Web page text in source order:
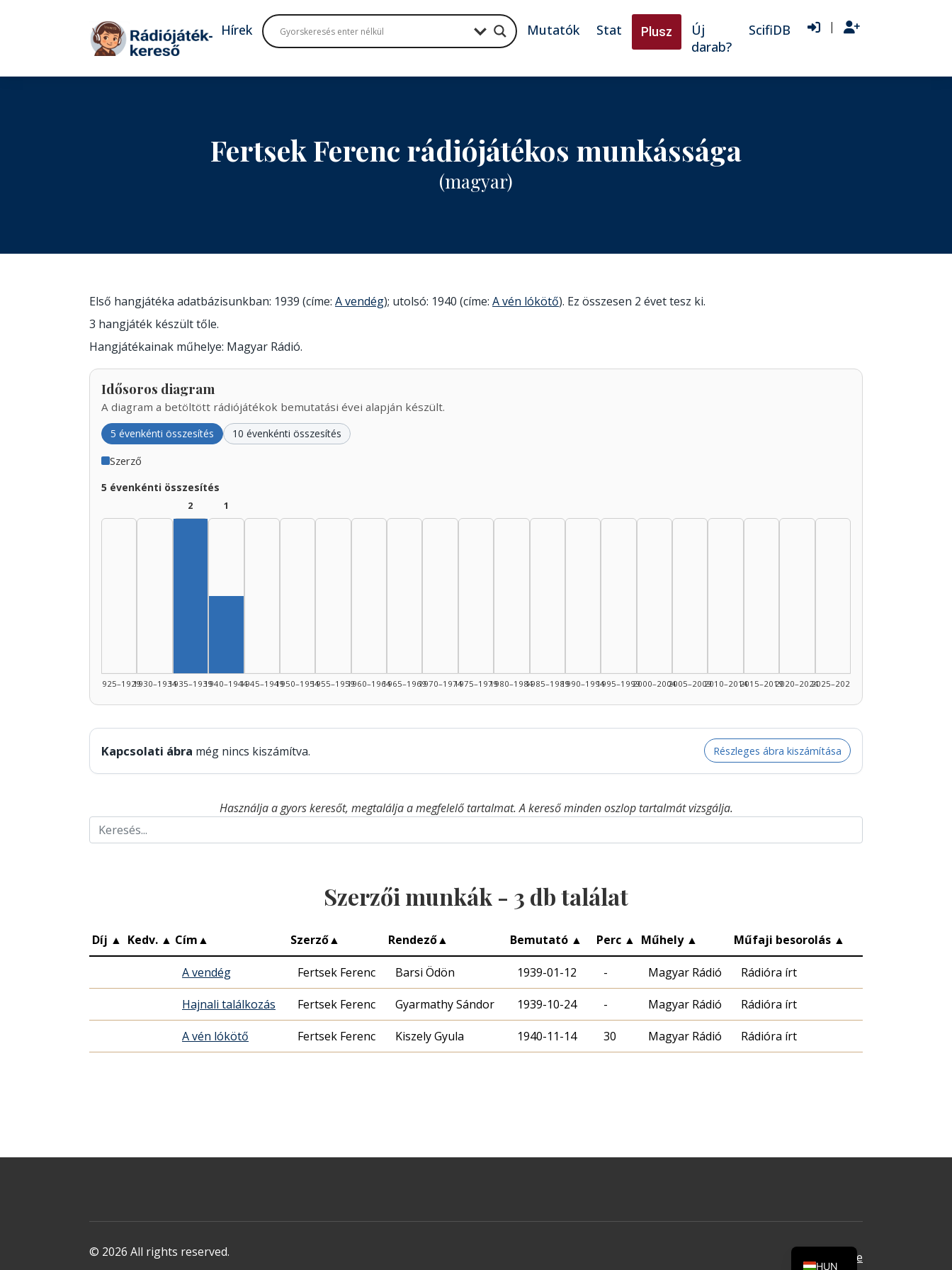
Tovább a tartalomhoz
Hírek Mutatók Stat Plusz
Új
darab?
ScifiDB |
Fertsek Ferenc rádiójátékos munkássága
(magyar)
Első hangjátéka adatbázisunkban: 1939 (címe: A vendég); utolsó: 1940 (címe: A vén lókötő). Ez összesen 2 évet tesz ki.
3 hangjáték készült tőle.
Hangjátékainak műhelye: Magyar Rádió.
Idősoros diagram
A diagram a betöltött rádiójátékok bemutatási évei alapján készült.
5 évenkénti összesítés 10 évenkénti összesítés
Szerző
5 évenkénti összesítés
1925–19291930–1934
2
1935–1939
1
1940–19441945–19491950–19541955–19591960–19641965–19691970–19741975–19791980–19841985–19891990–19941995–19992000–20042005–20092010–20142015–20192020–20242025–2026
Kapcsolati ábra még nincs kiszámítva. Részleges ábra kiszámítása
Használja a gyors keresőt, megtalálja a megfelelő tartalmat. A kereső minden oszlop tartalmát vizsgálja.
Szerzői munkák - 3 db találat
Díj ▲ Kedv. ▲ Cím▲ Szerző▲ Rendező▲ Bemutató ▲ Perc ▲ Műhely ▲ Műfaji besorolás ▲
A vendég Fertsek Ferenc Barsi Ödön 1939-01-12 - Magyar Rádió Rádióra írt
Hajnali találkozás Fertsek Ferenc Gyarmathy Sándor 1939-10-24 - Magyar Rádió Rádióra írt
A vén lókötő Fertsek Ferenc Kiszely Gyula 1940-11-14 30 Magyar Rádió Rádióra írt
© 2026 All rights reserved. Oldal tetejére
HUN